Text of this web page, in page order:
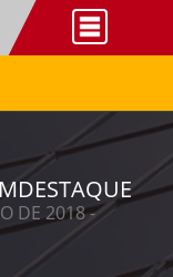
DE 2018 -